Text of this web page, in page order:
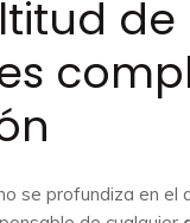
de
se profundiza en el